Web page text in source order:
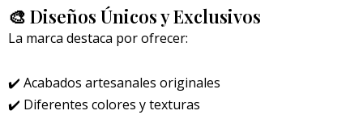
🎨 Diseños Únicos y Exclusivos
La marca destaca por ofrecer:
✔️ Acabados artesanales originales
✔️ Diferentes colores y texturas